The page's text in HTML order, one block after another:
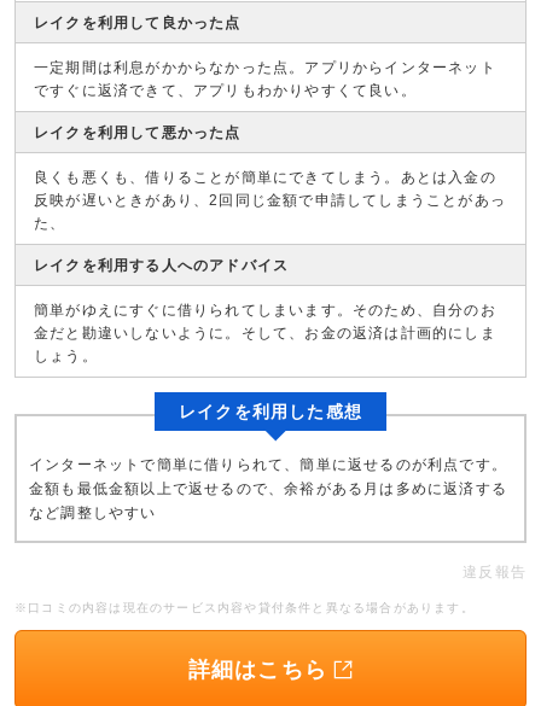
レイクを利用して良かった点
一定期間は利息がかからなかった点。アプリからインターネット
ですぐに返済できて、アプリもわかりやすくて良い。
レイクを利用して悪かった点
良くも悪くも、借りることが簡単にできてしまう。あとは入金の
反映が遅いときがあり、2回同じ金額で申請してしまうことがあっ
た、
レイクを利用する人へのアドバイス
簡単がゆえにすぐに借りられてしまいます。そのため、自分のお
金だと勘違いしないように。そして、お金の返済は計画的にしま
しょう。
レイクを利用した感想
インターネットで簡単に借りられて、簡単に返せるのが利点です。
金額も最低金額以上で返せるので、余裕がある月は多めに返済する
など調整しやすい
違反報告
※口コミの内容は現在のサービス内容や貸付条件と異なる場合があります。
詳細はこちら